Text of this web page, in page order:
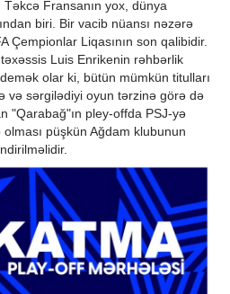
Fransanın yox, dünya
biri. Bir vacib nüansı nəzərə
Çempionlar Liqasının son qalibidir.
Luis Enrikenin rəhbərlik
olar ki, bütün mümkün titulları
və sərgilədiyi oyun tərzinə görə də
"Qarabağ"ın pley-offda PSJ-yə
püşkün Ağdam klubunun